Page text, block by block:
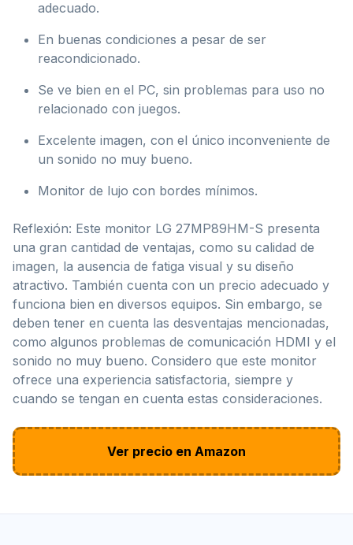
adecuado.
En buenas condiciones a pesar de ser
reacondicionado.
Se ve bien en el PC, sin problemas para uso no
relacionado con juegos.
Excelente imagen, con el único inconveniente de
un sonido no muy bueno.
Monitor de lujo con bordes mínimos.
Reflexión: Este monitor LG 27MP89HM-S presenta
una gran cantidad de ventajas, como su calidad de
imagen, la ausencia de fatiga visual y su diseño
atractivo. También cuenta con un precio adecuado y
funciona bien en diversos equipos. Sin embargo, se
deben tener en cuenta las desventajas mencionadas,
como algunos problemas de comunicación HDMI y el
sonido no muy bueno. Considero que este monitor
ofrece una experiencia satisfactoria, siempre y
cuando se tengan en cuenta estas consideraciones.
Ver precio en Amazon